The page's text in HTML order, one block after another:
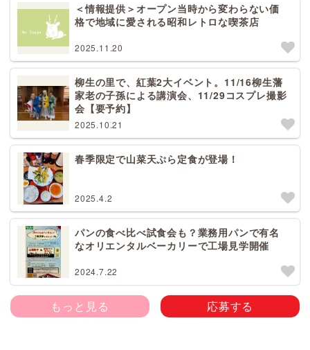
＜情報提供＞オープン当時から変わらない価
格で地域に愛される昭和レトロな喫茶店
2025.11.20
柳生の里で、紅葉2大イベント。11/16柳生藩
家老の子孫による講演会、11/29コスプレ撮影
会【要予約】
2025.10.21
春季限定で山菜天ぷら定食が登場！
2025.4.2
パンの食べ比べ試食会も？業務用パンで有名
なオリエンタルベーカリーで工場見学開催
2024.7.22
もっと見る 応募する